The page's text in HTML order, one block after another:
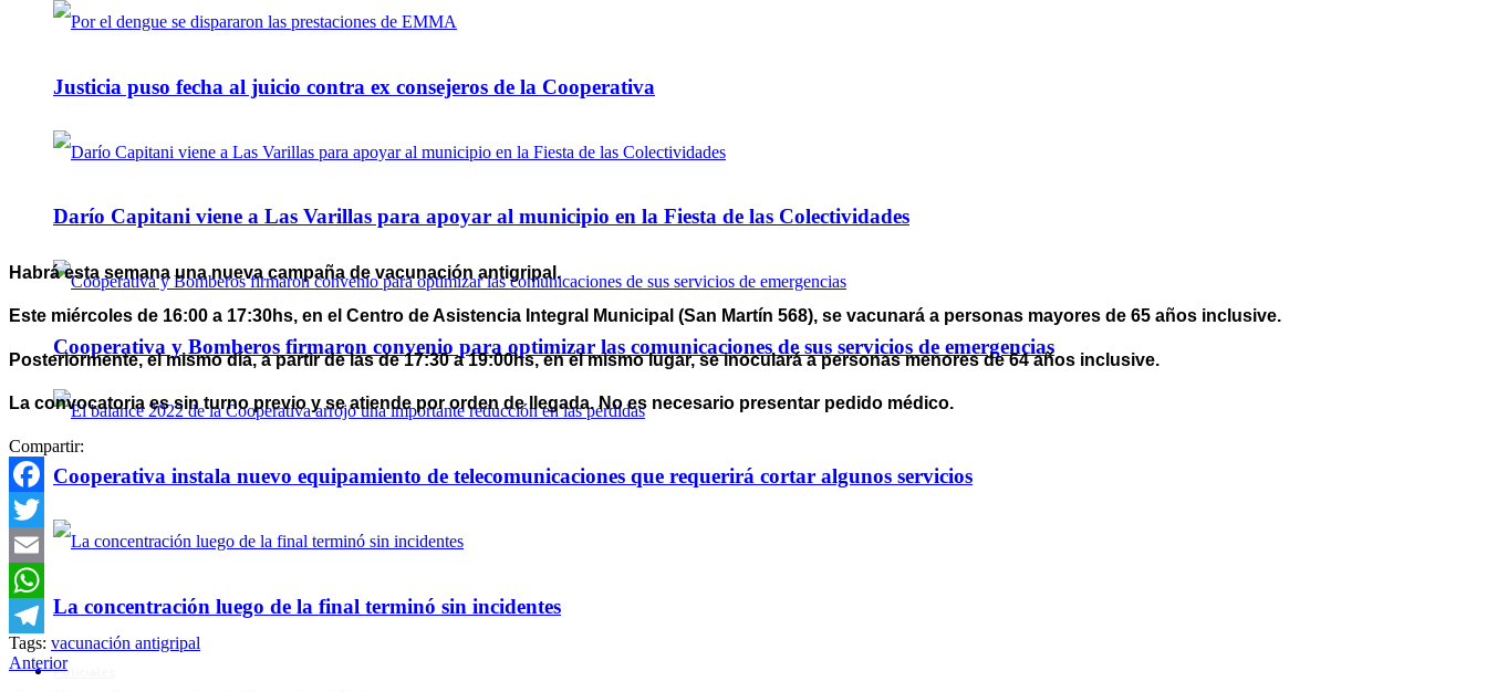
Justicia puso fecha al juicio contra ex consejeros de la Cooperativa
Darío Capitani viene a Las Varillas para apoyar al municipio en la Fiesta de las Colectividades
Cooperativa y Bomberos firmaron convenio para optimizar las comunicaciones de sus servicios de emergencias
Cooperativa instala nuevo equipamiento de telecomunicaciones que requerirá cortar algunos servicios
La concentración luego de la final terminó sin incidentes
Policiales
Habrá esta semana una nueva campaña de vacunación antigripal.
Este miércoles de 16:00 a 17:30hs, en el Centro de Asistencia Integral Municipal (San Martín 568), se vacunará a personas mayores de 65 años inclusive.
Posteriormente, el mismo día, a partir de las de 17:30 a 19:00hs, en el mismo lugar, se inoculará a personas menores de 64 años inclusive.
La convocatoria es sin turno previo y se atiende por orden de llegada. No es necesario presentar pedido médico.
Compartir:
Facebook
Twitter
Email
WhatsApp
Telegram
Tags: vacunación antigripal
Anterior